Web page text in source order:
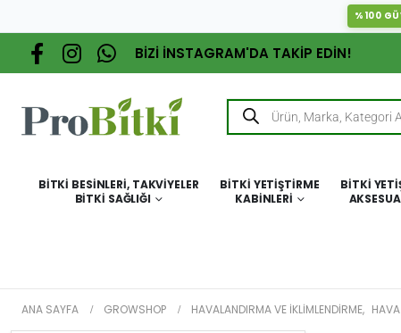
%100
BİZİ İNSTAGRAM'DA TAKİP EDİN!
BITKI BESINLERI, TAKVIYELER
BITKI SAĞLIĞI
BITKI YETIŞTIRME
KABINLERI
BITKI
ANA SAYFA GROWSHOP HAVALANDIRMA VE İKLIMLENDIRME,